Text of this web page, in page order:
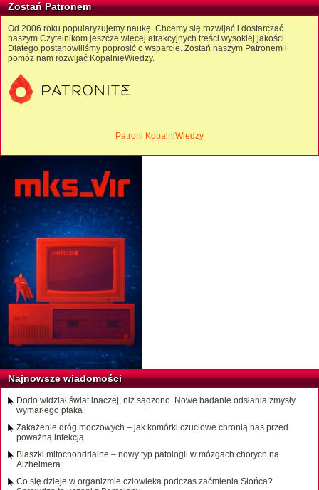
Zostań Patronem
Od 2006 roku popularyzujemy naukę. Chcemy się rozwijać i dostarczać
naszym Czytelnikom jeszcze więcej atrakcyjnych treści wysokiej jakości.
Dlatego postanowiliśmy poprosić o wsparcie. Zostań naszym Patronem i
pomóż nam rozwijać KopalnięWiedzy.
Patroni KopalniWiedzy
Najnowsze wiadomości
Dodo widział świat inaczej, niż sądzono. Nowe badanie odsłania zmysły
wymarłego ptaka
Zakażenie dróg moczowych – jak komórki czuciowe chronią nas przed
poważną infekcją
Blaszki mitochondrialne – nowy typ patologii w mózgach chorych na
Alzheimera
Co się dzieje w organizmie człowieka podczas zaćmienia Słońca?